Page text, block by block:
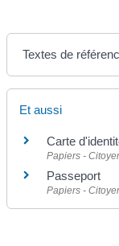
Textes de
Et aussi
Carte
Papiers -
Passeport
Papiers -